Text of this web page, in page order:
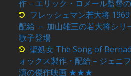
作 – エリック・ロメール監督
フレッシュマン若大将
配給 － 加山雄三の若大将シリ
歌子登場
聖処女 The Song of
ォックス製作・配給 – ジェニ
演の傑作映画 ★★★